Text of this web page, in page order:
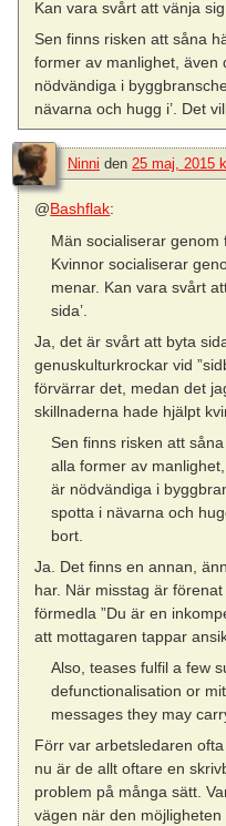
Kan vara svårt att vänja sig
Sen finns risken att såna
former av manlighet, även
nödvändiga i
nävarna och hugg i’. Det
Ninni den 25 maj, 2015
@Bashflak:
Män socialiserar genom
Kvinnor socialiserar
menar. Kan vara svårt
sida’.
Ja, det är svårt att byta
genuskulturkrockar vid
förvärrar det, medan det
skillnaderna hade hjälpt
Sen finns risken att
alla former av
är nödvändiga i
spotta i nävarna och
bort.
Ja. Det finns en annan,
har. När misstag är
förmedla ”Du är en
att mottagaren tappar
Also, teases fulfil a few
defunctionalisation or
messages they may
Förr var arbetsledaren
nu är de allt oftare en
problem på många sätt.
vägen när den